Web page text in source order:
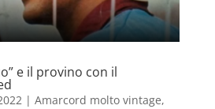
e il provino con il
| Amarcord molto vintage,